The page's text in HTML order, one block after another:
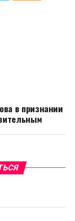
в признании